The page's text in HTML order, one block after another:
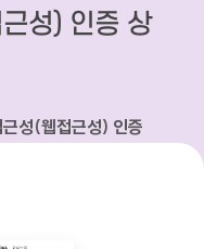
성) 인증 상
성(웹접근성) 인증